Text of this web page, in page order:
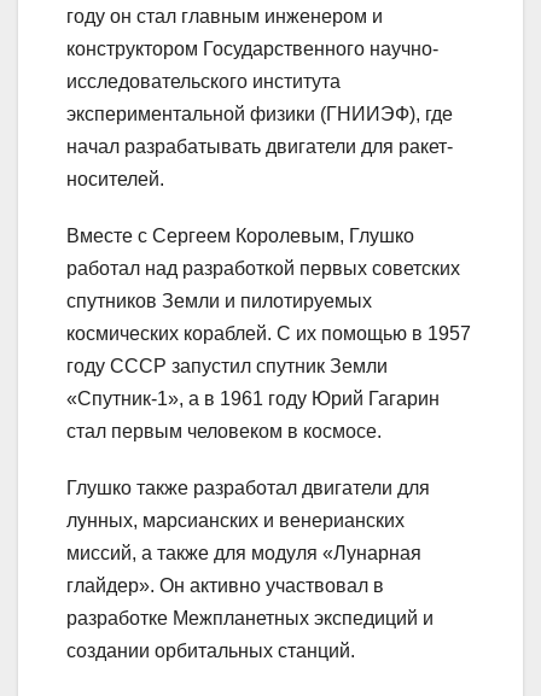
году он стал главным инженером и
конструктором Государственного научно-
исследовательского института
экспериментальной физики (ГНИИЭФ), где
начал разрабатывать двигатели для ракет-
носителей.
Вместе с Сергеем Королевым, Глушко
работал над разработкой первых советских
спутников Земли и пилотируемых
космических кораблей. С их помощью в 1957
году СССР запустил спутник Земли
«Спутник-1», а в 1961 году Юрий Гагарин
стал первым человеком в космосе.
Глушко также разработал двигатели для
лунных, марсианских и венерианских
миссий, а также для модуля «Лунарная
глайдер». Он активно участвовал в
разработке Межпланетных экспедиций и
создании орбитальных станций.